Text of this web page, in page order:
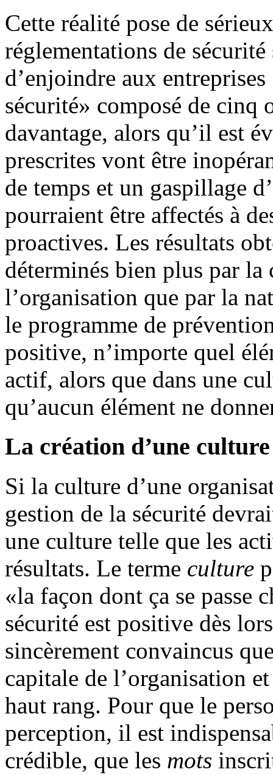
Cette réalité pose de
réglementations de
d’enjoindre aux
sécurité» composé de cinq
davantage, alors qu’il est
prescrites vont être
de temps et un gaspillage
pourraient être affectés à
proactives. Les résultats
déterminés bien plus par
l’organisation que par la
le programme de
positive, n’importe quel
actif, alors que dans une
qu’aucun élément ne
La création d’une culture
Si la culture d’une
gestion de la sécurité
une culture telle que les
résultats. Le terme culture
«la façon dont ça se passe
sécurité est positive dès
sincèrement convaincus
capitale de l’organisation
haut rang. Pour que le
perception, il est
crédible, que les mots